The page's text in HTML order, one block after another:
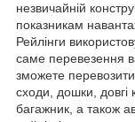
незвичайній
показникам
Рейлінги
саме перевезення
зможете
сходи, дошки, довгі
багажник, а також